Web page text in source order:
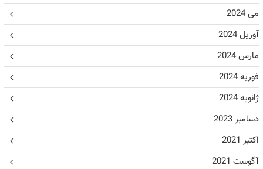
می 2024
آوریل 2024
مارس 2024
فوریه 2024
ژانویه 2024
دسامبر 2023
اکتبر 2021
آگوست 2021